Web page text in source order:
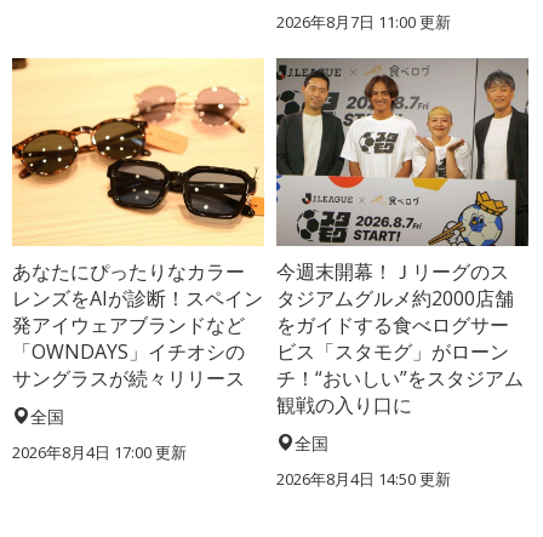
2026年8月7日 11:00更新
あなたにぴったりなカラー
レンズをAIが診断！スペイン
発アイウェアブランドなど
「OWNDAYS」イチオシの
サングラスが続々リリース
全国
2026年8月4日 17:00更新
今週末開幕！Ｊリーグのス
タジアムグルメ約2000店舗
をガイドする食べログサー
ビス「スタモグ」がローン
チ！“おいしい”をスタジアム
観戦の入り口に
全国
2026年8月4日 14:50更新